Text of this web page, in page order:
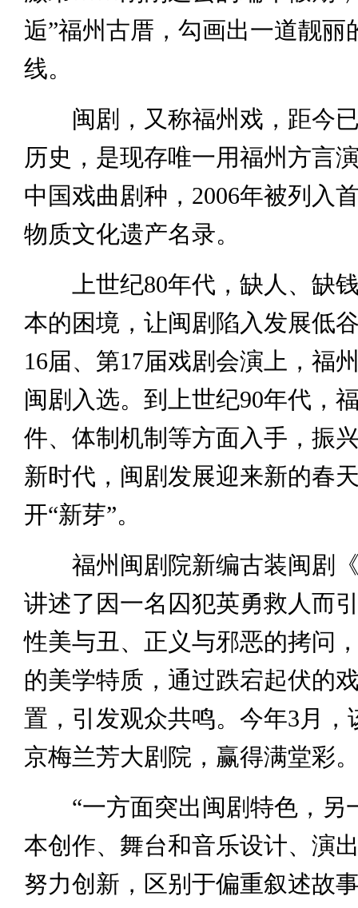
逅”福州古厝，勾画出一道靓丽
线。
闽剧，又称福州戏，距今已
历史，是现存唯一用福州方言
中国戏曲剧种，2006年被列入
物质文化遗产名录。
上世纪80年代，缺人、缺钱
本的困境，让闽剧陷入发展低
16届、第17届戏剧会演上，福
闽剧入选。到上世纪90年代，
件、体制机制等方面入手，振
新时代，闽剧发展迎来新的春
开“新芽”。
福州闽剧院新编古装闽剧《
讲述了因一名囚犯英勇救人而
性美与丑、正义与邪恶的拷问
的美学特质，通过跌宕起伏的
置，引发观众共鸣。今年3月，
京梅兰芳大剧院，赢得满堂彩
“一方面突出闽剧特色，另
本创作、舞台和音乐设计、演
努力创新，区别于偏重叙述故